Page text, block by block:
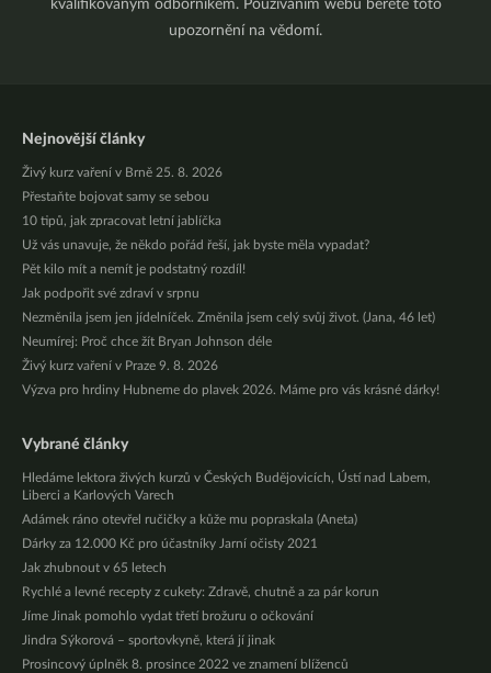
kvalifikovaným odborníkem. Používáním webu berete toto
upozornění na vědomí.
Nejnovější články
Živý kurz vaření v Brně 25. 8. 2026
Přestaňte bojovat samy se sebou
10 tipů, jak zpracovat letní jablíčka
Už vás unavuje, že někdo pořád řeší, jak byste měla vypadat?
Pět kilo mít a nemít je podstatný rozdíl!
Jak podpořit své zdraví v srpnu
Nezměnila jsem jen jídelníček. Změnila jsem celý svůj život. (Jana, 46 let)
Neumírej: Proč chce žít Bryan Johnson déle
Živý kurz vaření v Praze 9. 8. 2026
Výzva pro hrdiny Hubneme do plavek 2026. Máme pro vás krásné dárky!
Vybrané články
Hledáme lektora živých kurzů v Českých Budějovicích, Ústí nad Labem,
Liberci a Karlových Varech
Adámek ráno otevřel ručičky a kůže mu popraskala (Aneta)
Dárky za 12.000 Kč pro účastníky Jarní očisty 2021
Jak zhubnout v 65 letech
Rychlé a levné recepty z cukety: Zdravě, chutně a za pár korun
Jíme Jinak pomohlo vydat třetí brožuru o očkování
Jindra Sýkorová – sportovkyně, která jí jinak
Prosincový úplněk 8. prosince 2022 ve znamení blíženců